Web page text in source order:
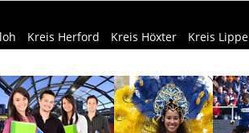
Kreis Herford Kreis Höxter Kreis Lippe